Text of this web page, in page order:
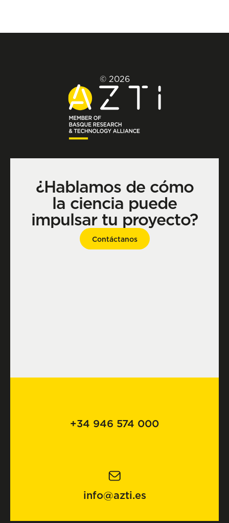
© 2026
¿Hablamos de cómo
la ciencia puede
impulsar tu proyecto?
Contáctanos
+34 946 574 000
info@azti.es